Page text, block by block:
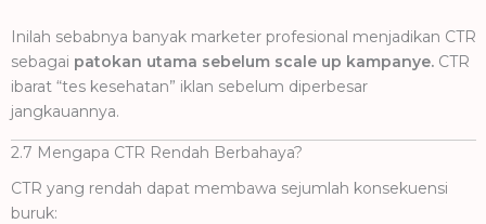
Inilah sebabnya banyak marketer profesional menjadikan CTR
sebagai patokan utama sebelum scale up kampanye. CTR
ibarat “tes kesehatan” iklan sebelum diperbesar
jangkauannya.
2.7 Mengapa CTR Rendah Berbahaya?
CTR yang rendah dapat membawa sejumlah konsekuensi
buruk: